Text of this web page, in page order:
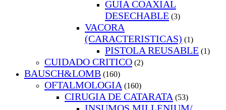
GUIA COAXIAL
DESECHABLE (3)
VACORA
(CARACTERISTICAS) (1)
PISTOLA REUSABLE (1)
CUIDADO CRITICO (2)
BAUSCH&LOMB (160)
OFTALMOLOGIA (160)
CIRUGIA DE CATARATA (53)